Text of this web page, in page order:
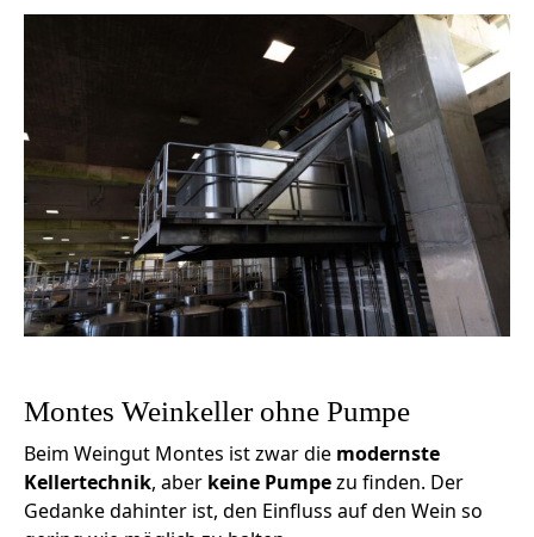
Montes Weinkeller ohne Pumpe
Beim Weingut Montes ist zwar die modernste
Kellertechnik, aber keine Pumpezu finden. Der
Gedanke dahinter ist, den Einfluss auf den Wein so